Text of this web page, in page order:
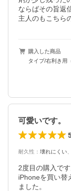
ならばその旨返
主人のもこちら
購入した商品
タイプ/右利き用
可愛いです。
耐久性 ： 壊れにくい
2度目の購入です
iPhoneを買い替
ました。